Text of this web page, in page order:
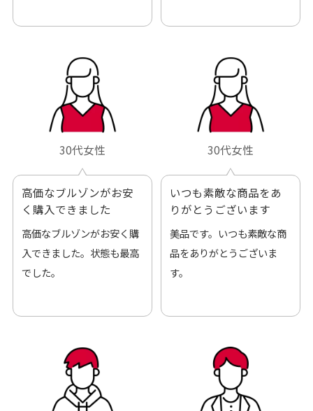
30代女性
高価なブルゾンがお安
く購入できました
高価なブルゾンがお安く購
入できました。状態も最高
でした。
30代女性
いつも素敵な商品をあ
りがとうございます
美品です。いつも素敵な商
品をありがとうございま
す。